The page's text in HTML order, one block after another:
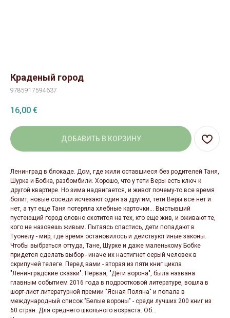
Краденый город
9785917594637
16,00 €
ДОБАВИТЬ В КОРЗИНУ
Ленинград в блокаде. Дом, где жили оставшиеся без родителей Таня,
Шурка и Бобка, разбомбили. Хорошо, что у тети Веры есть ключ к
другой квартире. Но зима надвигается, и живот почему-то все время
болит, новые соседи исчезают один за другим, тети Веры все нет и
нет, а тут еще Таня потеряла хлебные карточки... Выстывший
пустеющий город словно охотится на тех, кто еще жив, и оживают те,
кого не назовешь живым. Пытаясь спастись, дети попадают в
Туонелу - мир, где время остановилось и действуют иные законы.
Чтобы выбраться оттуда, Тане, Шурке и даже маленькому Бобке
придется сделать выбор - иначе их настигнет серый человек в
скрипучей телеге. Перед вами - вторая из пяти книг цикла
"Ленинградские сказки". Первая, "Дети ворона", была названа
главным событием 2016 года в подростковой литературе, вошла в
шорт-лист литературной премии "Ясная Поляна" и попала в
международный список "Белые вороны" - среди лучших 200 книг из
60 стран. Для среднего школьного возраста. Об...